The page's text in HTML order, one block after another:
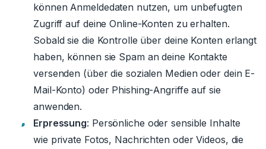
können Anmeldedaten nutzen, um unbefugten
Zugriff auf deine Online-Konten zu erhalten.
Sobald sie die Kontrolle über deine Konten erlangt
haben, können sie Spam an deine Kontakte
versenden (über die sozialen Medien oder dein E-
Mail-Konto) oder Phishing-Angriffe auf sie
anwenden.
Erpressung: Persönliche oder sensible Inhalte
wie private Fotos, Nachrichten oder Videos, die